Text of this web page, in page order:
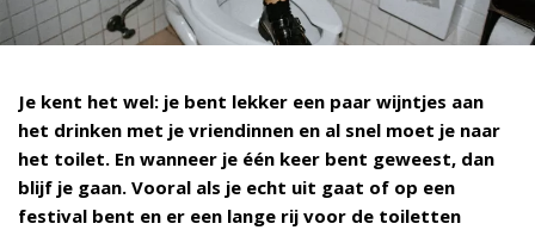
Je kent het wel: je bent lekker een paar wijntjes aan
het drinken met je vriendinnen en al snel moet je naar
het toilet. En wanneer je één keer bent geweest, dan
blijf je gaan. Vooral als je echt uit gaat of op een
festival bent en er een lange rij voor de toiletten